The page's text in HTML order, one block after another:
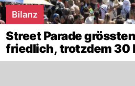
Bilanz
Street Parade
friedlich, trotzdem 30